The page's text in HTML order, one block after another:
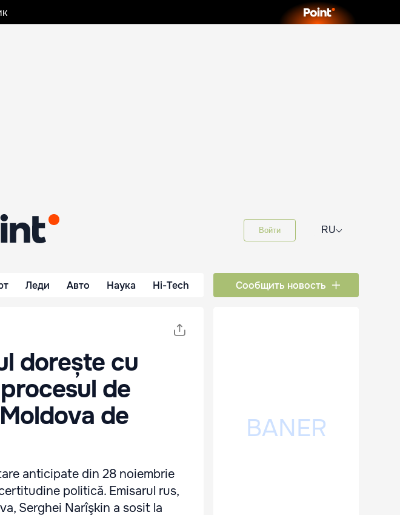
Войти RU⌵
Леди Авто Наука Hi-Tech Сообщить новость
dorește cu
de
de
anticipate din 28 noiembrie
politică. Emisarul rus,
Serghei Narîşkin a sosit la